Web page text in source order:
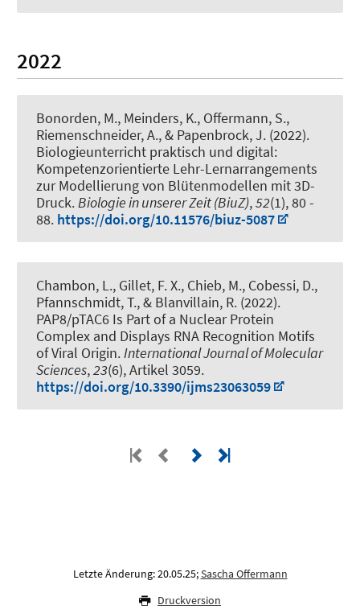
2022
Bonorden, M., Meinders, K., Offermann, S.,
Riemenschneider, A., & Papenbrock, J. (2022).
Biologieunterricht praktisch und digital:
Kompetenzorientierte Lehr-Lernarrangements
zur Modellierung von Blütenmodellen mit 3D-
Druck.Biologie in unserer Zeit (BiuZ),52(1), 80 -
88. https://doi.org/10.11576/biuz-5087
Chambon, L., Gillet, F. X., Chieb, M., Cobessi, D.,
Pfannschmidt, T., & Blanvillain, R. (2022).
PAP8/pTAC6 Is Part of a Nuclear Protein
Complex and Displays RNA Recognition Motifs
of Viral Origin.International Journal of Molecular
Sciences,23(6), Artikel 3059.
https://doi.org/10.3390/ijms23063059
Letzte Änderung: 20.05.25;Sascha Offermann
Druckversion